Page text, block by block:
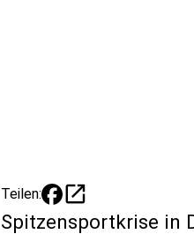
Teilen: open_in_new
Spitzensportkrise in